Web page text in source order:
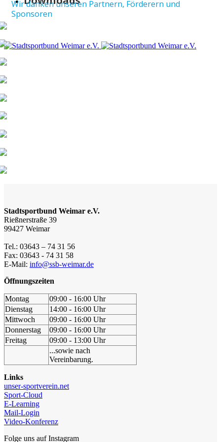
Wir danken unseren Partnern, Förderern und
Sponsoren
Stadtsportbund Weimar e.V.
Rießnerstraße 39
99427 Weimar
Tel.: 03643 – 74 31 56
Fax: 03643 - 74 31 58
E-Mail: info@ssb-weimar.de
Öffnungszeiten
Montag
09:00 - 16:00 Uhr
Dienstag
14:00 - 16:00 Uhr
Mittwoch
09:00 - 16:00 Uhr
Donnerstag
09:00 - 16:00 Uhr
Freitag
09:00 - 13:00 Uhr
...sowie nach
Vereinbarung.
Links
unser-sportverein.net
Sport-Cloud
E-Learning
Mail-Login
Video-Konferenz
Folge uns auf Instagram